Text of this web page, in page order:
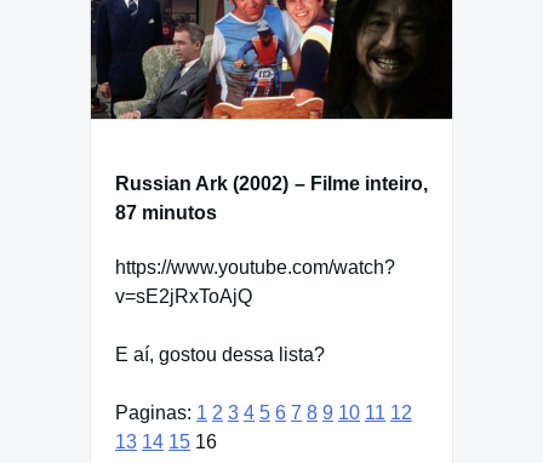
Russian Ark (2002) – Filme inteiro,
87 minutos
https://www.youtube.com/watch?
v=sE2jRxToAjQ
E aí, gostou dessa lista?
Paginas: 1 2 3 4 5 6 7 8 9 10 11 12
13 14 15 16